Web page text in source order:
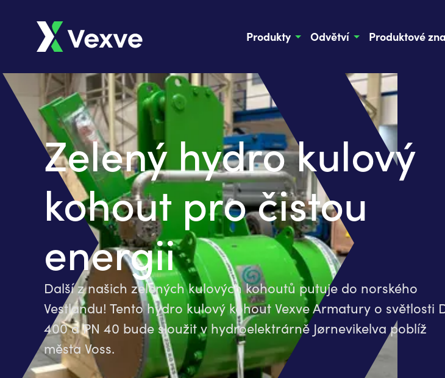
Produkty Odvětví Produktové
Zelený hydro kulový
kohout pro čistou
energii
Další z našich zelených kulových kohoutů putuje do norského
Vestlandu! Tento hydro kulový kohout Vexve Armatury o světlosti
400 a PN 40 bude sloužit v hydroelektrárně Jørnevikelva poblíž
města Voss.